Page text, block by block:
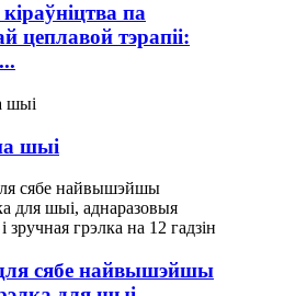
па
цеплавой тэрапіі:
шыі
сябе найвышэйшы